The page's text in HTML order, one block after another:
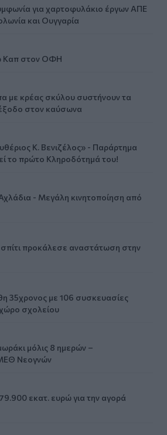
για χαρτοφυλάκιο έργων ΑΠΕ
και Ουγγαρία
Καπ στον ΟΦΗ
με κρέας σκύλου συστήνουν τα
στον καύσωνα
Κ. Βενιζέλος» - Παράρτημα
το πρώτο Κληροδότημά του!
- Μεγάλη κινητοποίηση από
προκάλεσε αναστάτωση στην
35χρονος με 106 συσκευασίες
σχολείου
μόλις 8 ημερών –
Νεογνών
εκατ. ευρώ για την αγορά